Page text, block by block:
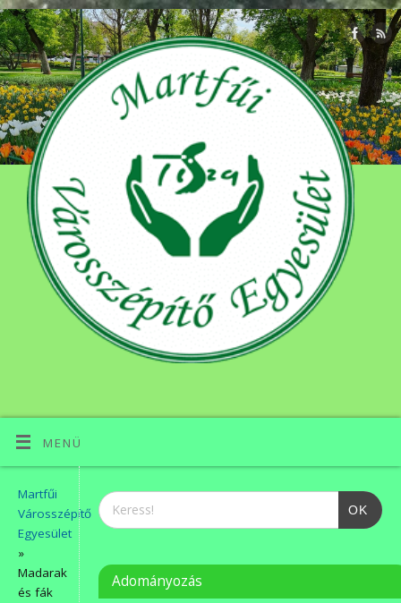
MENÜ
Martfűi
Városszépítő
Egyesület
»
Madarak
és fák
OK
Adományozás